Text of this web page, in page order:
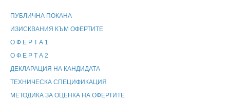
ПУБЛИЧНА ПОКАНА
ИЗИСКВАНИЯ КЪМ ОФЕРТИТЕ
О Ф Е Р Т А 1
О Ф Е Р Т А 2
ДЕКЛАРАЦИЯ НА КАНДИДАТА
ТЕХНИЧЕСКА СПЕЦИФИКАЦИЯ
МЕТОДИКА ЗА ОЦЕНКА НА ОФЕРТИТЕ